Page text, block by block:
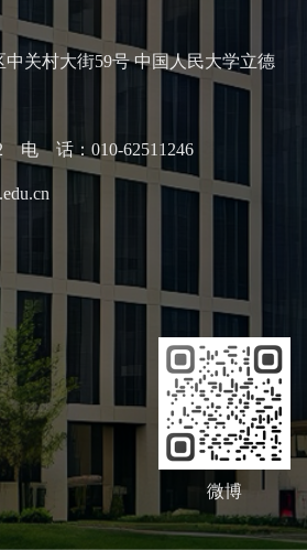
关村大街59号 中国人民大学立德
电 话：010-62511246
微博